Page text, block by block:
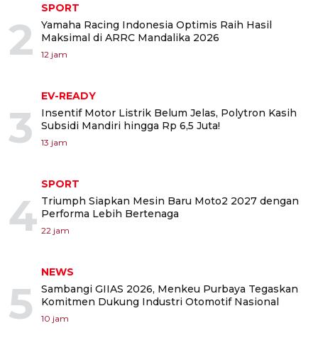
2
SPORT
Yamaha Racing Indonesia Optimis Raih Hasil
Maksimal di ARRC Mandalika 2026
12 jam
3
EV-READY
Insentif Motor Listrik Belum Jelas, Polytron Kasih
Subsidi Mandiri hingga Rp 6,5 Juta!
13 jam
4
SPORT
Triumph Siapkan Mesin Baru Moto2 2027 dengan
Performa Lebih Bertenaga
22 jam
5
NEWS
Sambangi GIIAS 2026, Menkeu Purbaya Tegaskan
Komitmen Dukung Industri Otomotif Nasional
10 jam